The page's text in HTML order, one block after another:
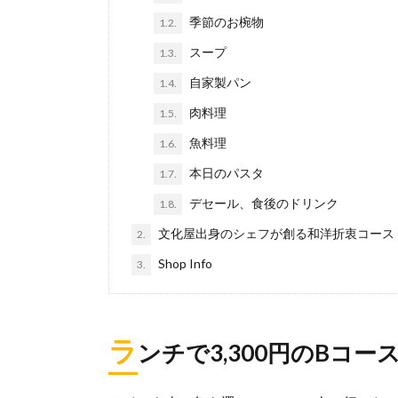
1.2. 季節のお椀物
1.3. スープ
1.4. 自家製パン
1.5. 肉料理
1.6. 魚料理
1.7. 本日のパスタ
1.8. デセール、食後のドリンク
2. 文化屋出身のシェフが創る和洋折衷コース
3. Shop Info
ラ ンチで3,300円のBコー